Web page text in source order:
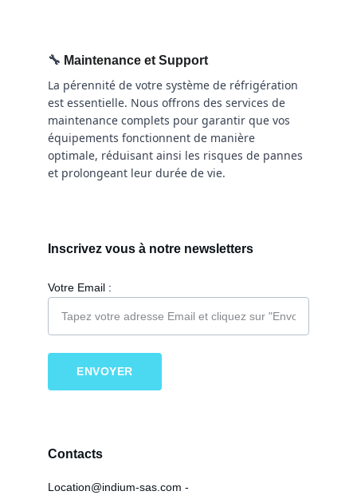
🔧 Maintenance et Support
La pérennité de votre système de réfrigération
est essentielle. Nous offrons des services de
maintenance complets pour garantir que vos
équipements fonctionnent de manière
optimale, réduisant ainsi les risques de pannes
et prolongeant leur durée de vie.
Contacts
Votre Email :
ENVOYER
Location@indium-sas.com -
Inscrivez vous à notre newsletters